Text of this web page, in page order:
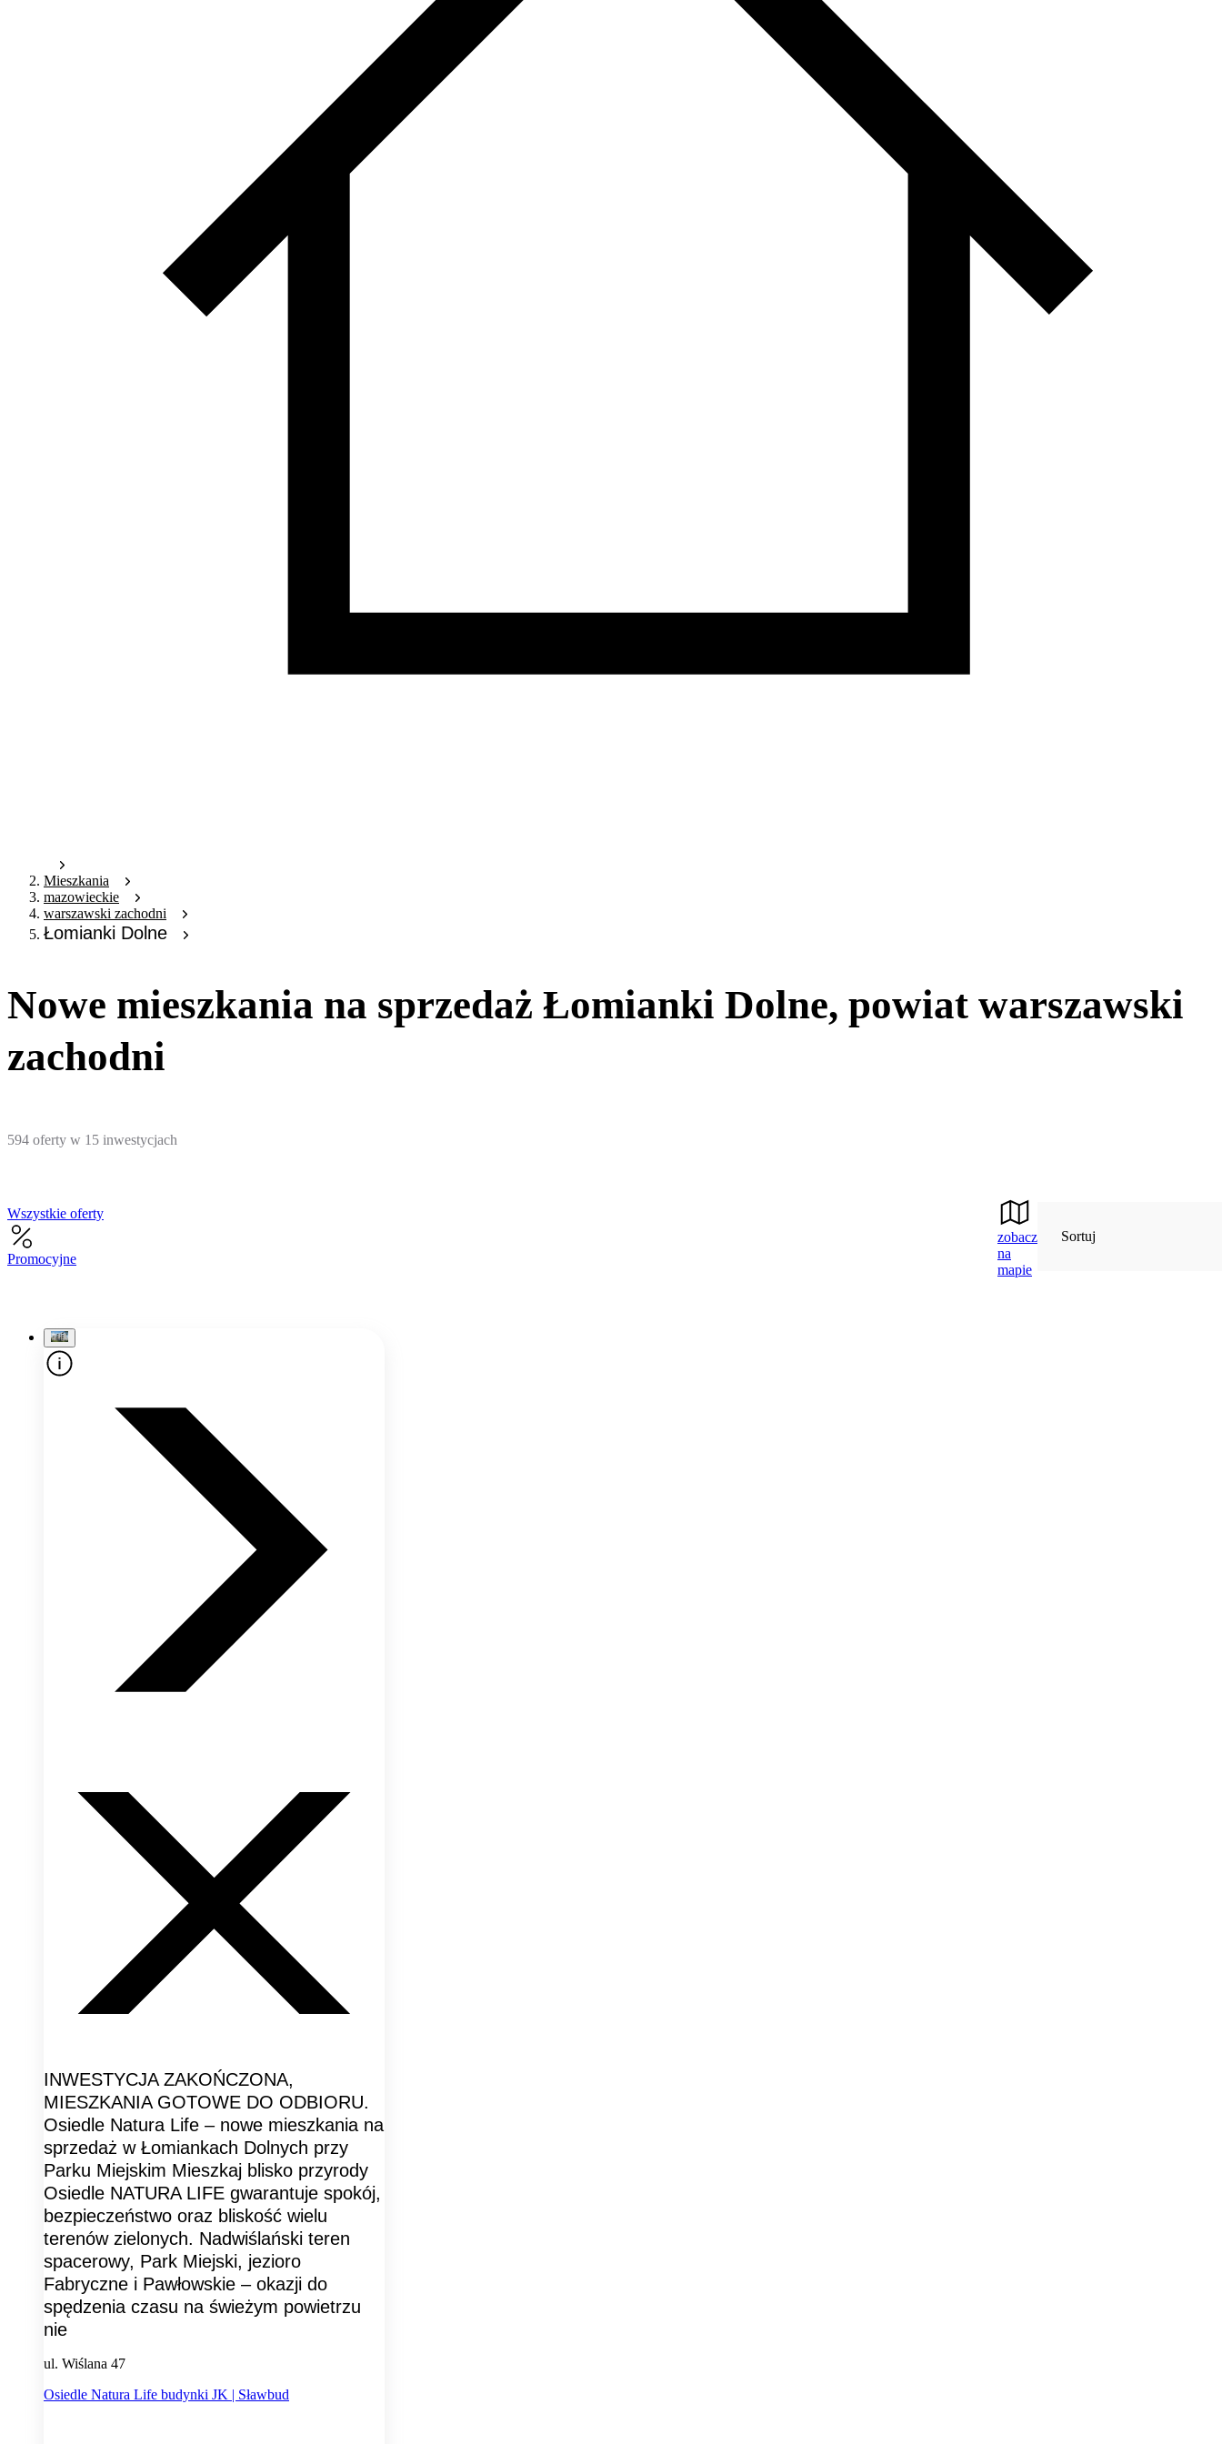
Mieszkania
mazowieckie
warszawski zachodni
Łomianki Dolne
Nowe mieszkania na sprzedaż Łomianki Dolne, powiat warszawski
zachodni
594 oferty w 15 inwestycjach
Wszystkie oferty
Promocyjne
zobacz
na
mapie
Sortuj
INWESTYCJA ZAKOŃCZONA,
MIESZKANIA GOTOWE DO ODBIORU.
Osiedle Natura Life – nowe mieszkania na
sprzedaż w Łomiankach Dolnych przy
Parku Miejskim Mieszkaj blisko przyrody
Osiedle NATURA LIFE gwarantuje spokój,
bezpieczeństwo oraz bliskość wielu
terenów zielonych. Nadwiślański teren
spacerowy, Park Miejski, jezioro
Fabryczne i Pawłowskie – okazji do
spędzenia czasu na świeżym powietrzu
nie
ul. Wiślana 47
Osiedle Natura Life budynki JK | Sławbud